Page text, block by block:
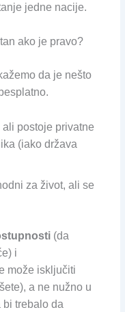
jedne nacije.
ako je pravo?
da je nešto
postoje privatne
(iako država
za život, ali se
(da
i
može isključiti
a ne nužno u
bi trebalo da